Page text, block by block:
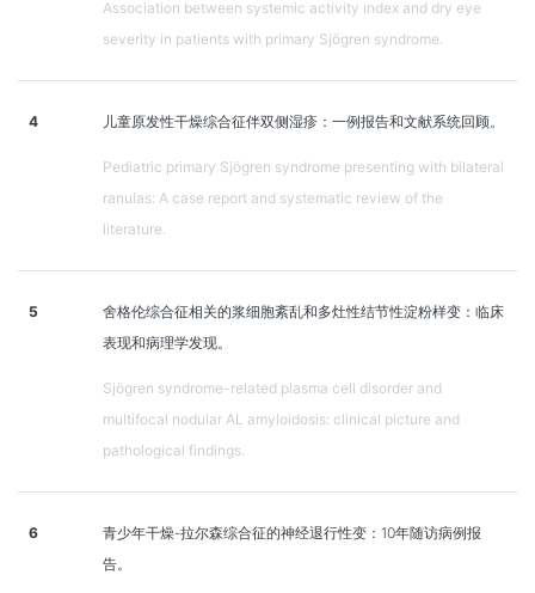
Association between systemic activity ındex and dry eye
severity in patients with primary Sjögren syndrome.
4 儿童原发性干燥综合征伴双侧湿疹：一例报告和文献系统回顾。
Pediatric primary Sjögren syndrome presenting with bilateral
ranulas: A case report and systematic review of the
literature.
5
舍格伦综合征相关的浆细胞紊乱和多灶性结节性淀粉样变：临床
表现和病理学发现。
Sjögren syndrome-related plasma cell disorder and
multifocal nodular AL amyloidosis: clinical picture and
pathological findings.
6
青少年干燥-拉尔森综合征的神经退行性变：10年随访病例报
告。